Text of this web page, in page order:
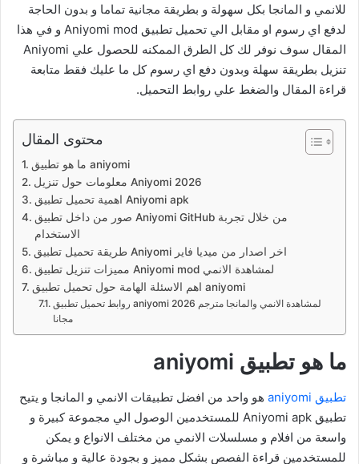
للانمي و المانجا بكل سهولة و بطريقة مجانية تماما و بدون الحاجة
لدفع اي رسوم او مقابل الي تحميل تطبيق Aniyomi mod و في هذا
المقال سوف نوفر لك كل الطرق الممكنه للحصول علي Aniyomi
تنزيل بطريقة سهلة وبدون دفع اي رسوم كل ما عليك فقط متابعة
قراءة المقال والضغط علي روابط التحميل.
محتوى المقال
ما هو تطبيق aniyomi
معلومات حول تنزيل Aniyomi 2026
اهمية تحميل تطبيق Aniyomi apk
صور من داخل تطبيق Aniyomi GitHub من خلال تجربة
الاستخدام
طريقة تحميل تطبيق Aniyomi اخر اصدار من ميديا فاير
مميزات تنزيل تطبيق Aniyomi mod لمشاهدة الانمي
اهم الاسئلة الهامة حول تحميل تطبيق aniyomi
روابط تحميل تطبيق aniyomi لمشاهدة الانمي والمانجا مترجم 2026
مجانا
ما هو تطبيق aniyomi
تطبيق aniyomi
هو واحد من افضل تطبيقات الانمي و المانجا و يتيح
تطبيق Aniyomi apk للمستخدمين الوصول الي مجموعة كبيرة و
واسعة من افلام و مسلسلات الانمي من مختلف الانواع و يمكن
للمستخدمين قراءة الفصص بشكل مميز و بجودة عالية و مباشرة و